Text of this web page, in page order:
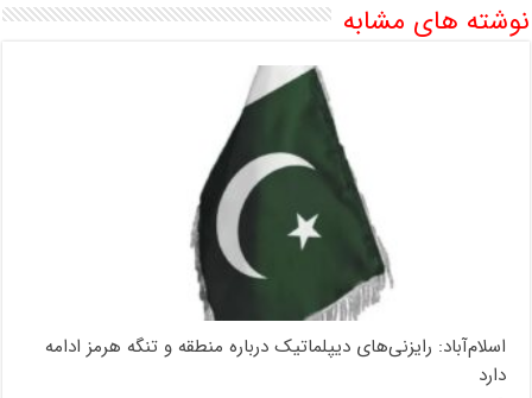
نوشته های مشابه
اسلام‌آباد: رایزنی‌های دیپلماتیک درباره منطقه و تنگه هرمز ادامه
دارد